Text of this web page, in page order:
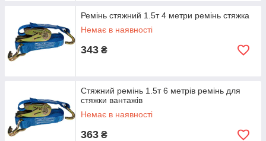
Ремінь стяжний 1.5т 4 метри ремінь стяжка
Немає в наявності
343 ₴
Стяжний ремінь 1.5т 6 метрів ремінь для
стяжки вантажів
Немає в наявності
363 ₴